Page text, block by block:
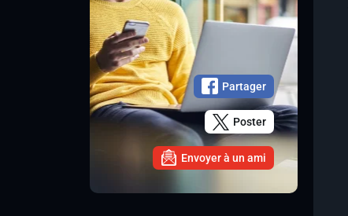
Partager
Poster
Envoyer à un ami